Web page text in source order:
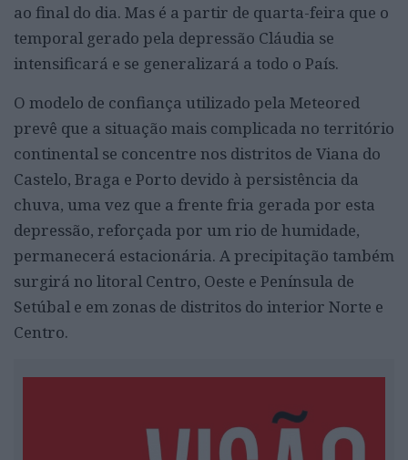
ao final do dia. Mas é a partir de quarta-feira que o
temporal gerado pela depressão Cláudia se
intensificará e se generalizará a todo o País.
O modelo de confiança utilizado pela Meteored
prevê que a situação mais complicada no território
continental se concentre nos distritos de Viana do
Castelo, Braga e Porto devido à persistência da
chuva, uma vez que a frente fria gerada por esta
depressão, reforçada por um rio de humidade,
permanecerá estacionária. A precipitação também
surgirá no litoral Centro, Oeste e Península de
Setúbal e em zonas de distritos do interior Norte e
Centro.